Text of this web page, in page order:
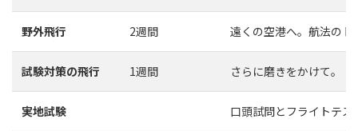
野外飛行 2週間 遠くの空港へ。航法のト
試験対策の飛行 1週間 さらに磨きをかけて。
実地試験 口頭試問とフライトテス